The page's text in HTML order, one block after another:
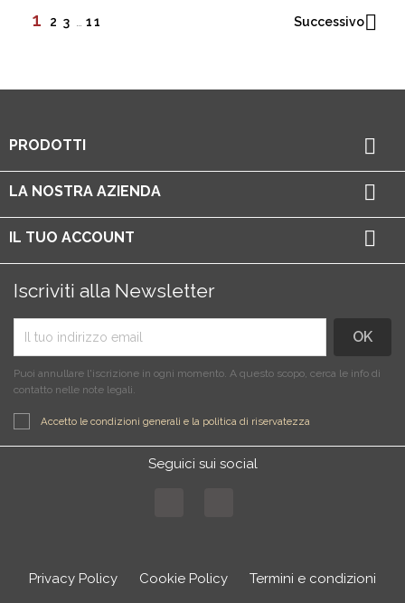
1 2 3 11 Successivo
PRODOTTI 
LA NOSTRA AZIENDA 
IL TUO ACCOUNT 
Iscriviti alla Newsletter
Puoi annullare l'iscrizione in ogni momento. A questo scopo, cerca le info di
contatto nelle note legali.
Accetto le condizioni generali e la politica di riservatezza
Seguici sui social
Privacy Policy Cookie Policy Termini e condizioni